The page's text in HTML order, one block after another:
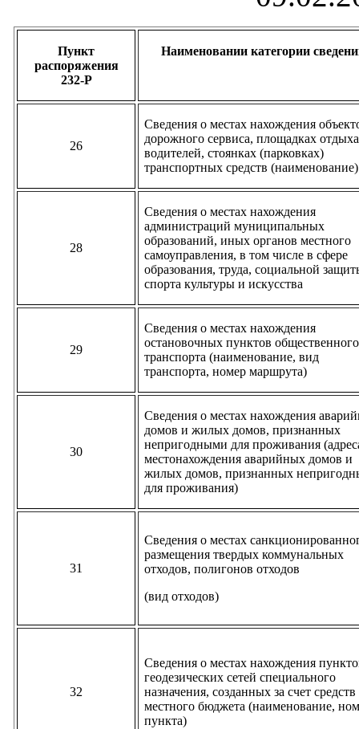
Пункт
распоряжения
232-Р
Наименовании категории
26
Сведения о местах нахождения
дорожного сервиса, площадках отдыха
водителей, стоянках (парковках)
транспортных средств (наименование)
28
Сведения о местах нахождения
администраций муниципальных
образований, иных органов местного
самоуправления, в том числе в сфере
образования, труда, социальной
спорта культуры и искусства
29
Сведения о местах нахождения
остановочных пунктов общественного
транспорта (наименование, вид
транспорта, номер маршрута)
30
Сведения о местах нахождения
домов и жилых домов, признанных
непригодными для проживания
местонахождения аварийных домов и
жилых домов, признанных
для проживания)
31
Сведения о местах
размещения твердых коммунальных
отходов, полигонов отходов
(вид отходов)
32
Сведения о местах нахождения
геодезических сетей специального
назначения, созданных за счет средств
местного бюджета (наименование,
пункта)